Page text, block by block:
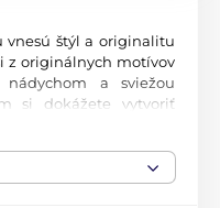
vnesú štýl a originalitu
z originálnych motívov
a sviežou
si dokážete vytvoriť